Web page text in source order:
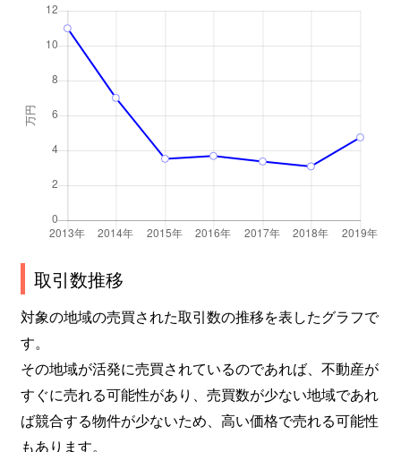
取引数推移
対象の地域の売買された取引数の推移を表したグラフで
す。
その地域が活発に売買されているのであれば、不動産が
すぐに売れる可能性があり、売買数が少ない地域であれ
ば競合する物件が少ないため、高い価格で売れる可能性
もあります。